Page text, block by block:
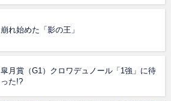
崩れ始めた「影の王」
皐月賞（G1）クロワデュノール「1強」に待
った!?